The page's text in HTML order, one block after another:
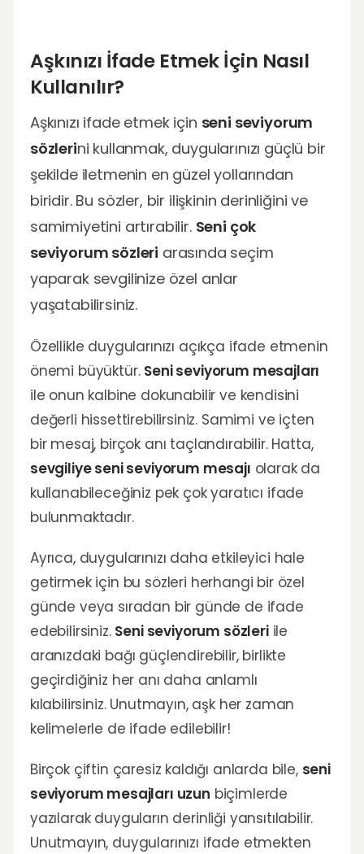
Aşkınızı İfade Etmek İçin Nasıl
Kullanılır?
Aşkınızı ifade etmek için seni seviyorum
sözlerini kullanmak, duygularınızı güçlü bir
şekilde iletmenin en güzel yollarından
biridir. Bu sözler, bir ilişkinin derinliğini ve
samimiyetini artırabilir. Seni çok
seviyorum sözleri arasında seçim
yaparak sevgilinize özel anlar
yaşatabilirsiniz.
Özellikle duygularınızı açıkça ifade etmenin
önemi büyüktür. Seni seviyorum mesajları
ile onun kalbine dokunabilir ve kendisini
değerli hissettirebilirsiniz. Samimi ve içten
bir mesaj, birçok anı taçlandırabilir. Hatta,
sevgiliye seni seviyorum mesajı olarak da
kullanabileceğiniz pek çok yaratıcı ifade
bulunmaktadır.
Ayrıca, duygularınızı daha etkileyici hale
getirmek için bu sözleri herhangi bir özel
günde veya sıradan bir günde de ifade
edebilirsiniz. Seni seviyorum sözleriile
aranızdaki bağı güçlendirebilir, birlikte
geçirdiğiniz her anı daha anlamlı
kılabilirsiniz. Unutmayın, aşk her zaman
kelimelerle de ifade edilebilir!
Birçok çiftin çaresiz kaldığı anlarda bile, seni
seviyorum mesajları uzun biçimlerde
yazılarak duyguların derinliği yansıtılabilir.
Unutmayın, duygularınızı ifade etmekten